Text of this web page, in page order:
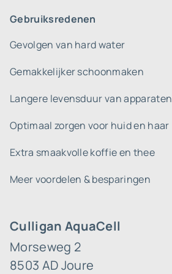
Culligan AquaCell
Morseweg 2
8503 AD Joure
Gebruiksredenen
Gevolgen van hard water
Gemakkelijker schoonmaken
Langere levensduur van apparaten
Optimaal zorgen voor huid en haar
Extra smaakvolle koffie en thee
Meer voordelen & besparingen